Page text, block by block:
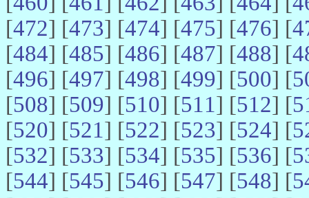
[472] [473] [474] [475] [476] [
[484] [485] [486] [487] [488] [
[496] [497] [498] [499] [500] [
[508] [509] [510] [511] [512] [
[520] [521] [522] [523] [524] [
[532] [533] [534] [535] [536] [
[544] [545] [546] [547] [548] [